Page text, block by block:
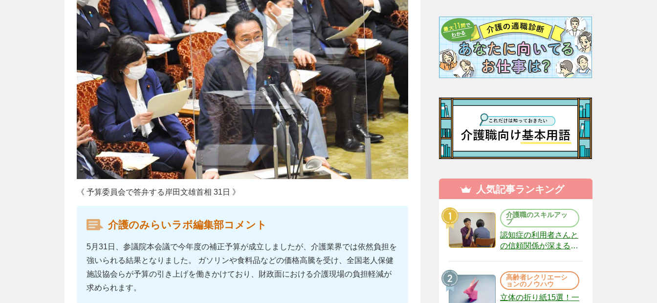
《 予算委員会で答弁する岸田文雄首相 31日 》
介護のみらいラボ編集部コメント
5月31日、参議院本会議で今年度の補正予算が成立しましたが、介護業界では依然負担を
強いられる結果となりました。 ガソリンや食料品などの価格高騰を受け、全国老人保健
施設協会らが予算の引き上げを働きかけており、財政面における介護現場の負担軽減が
求められます。
人気記事ランキング
介護職のスキルアッ
プ
認知症の利用者さんと
の信頼関係が深まる声
（22）
高齢者レクリエーシ
ョンのノウハウ
立体の折り紙15選！一